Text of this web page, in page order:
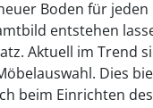
Boden für
entstehen
Aktuell im Trend
Dies
beim Einrichten